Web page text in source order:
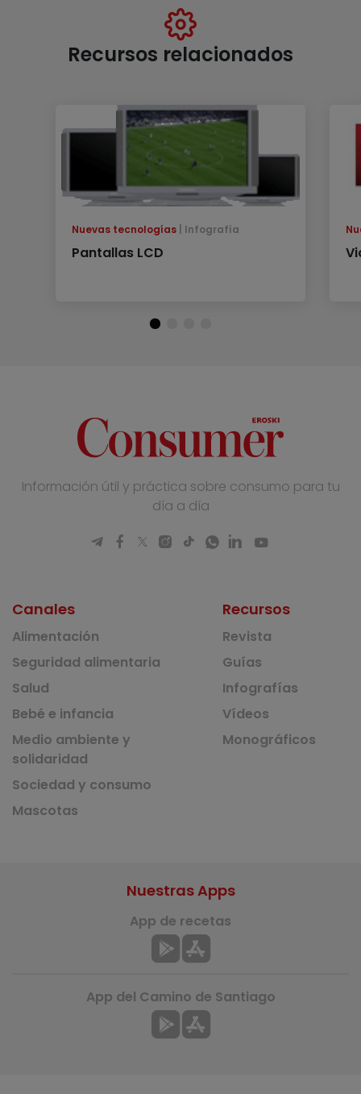
Recursos relacionados
Nuevas tecnologías Infografía
Pantallas LCD
Información útil y práctica sobre consumo para tu
día a día
Canales
Alimentación
Seguridad alimentaria
Salud
Bebé e infancia
Medio ambiente y
solidaridad
Sociedad y consumo
Mascotas
Recursos
Revista
Guías
Infografías
Vídeos
Monográficos
Nuestras Apps
App de recetas
App del Camino de Santiago